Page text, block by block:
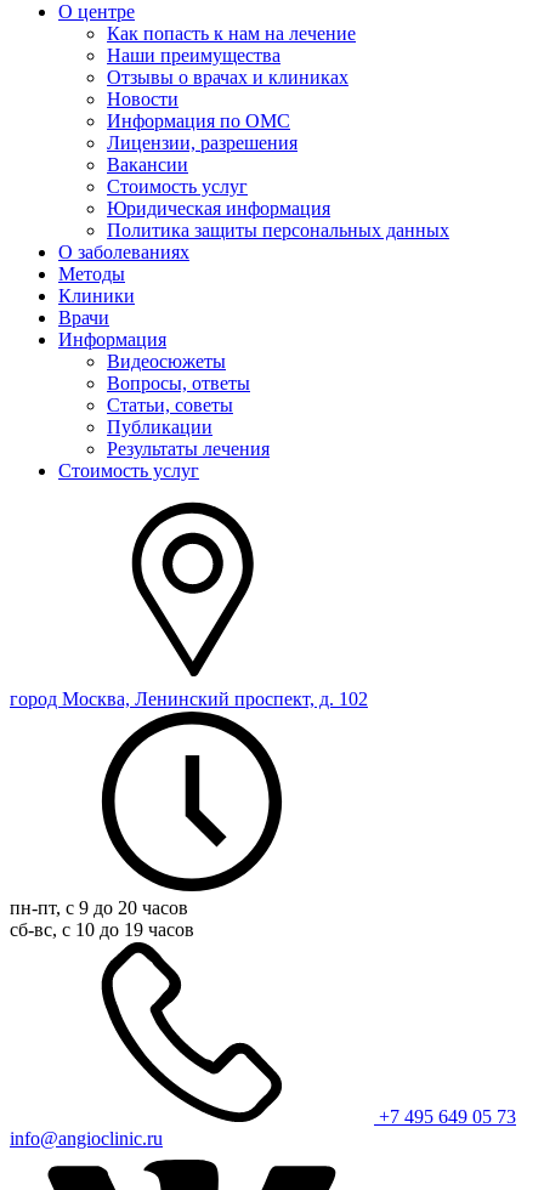
О центре
Как попасть к нам на лечение
Наши преимущества
Отзывы о врачах и клиниках
Новости
Информация по ОМС
Лицензии, разрешения
Вакансии
Стоимость услуг
Юридическая информация
Политика защиты персональных данных
О заболеваниях
Методы
Клиники
Врачи
Информация
Видеосюжеты
Вопросы, ответы
Статьи, советы
Публикации
Результаты лечения
Стоимость услуг
город Москва, Ленинский проспект, д. 102
пн-пт, с 9 до 20 часов
сб-вс, с 10 до 19 часов
+7 495 649 05 73
info@angioclinic.ru